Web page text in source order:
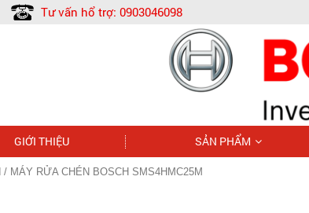
Tư vấn hổ trợ: 0903046098
GIỚI THIỆU SẢN PHẨM
/ MÁY RỬA CHÉN BOSCH SMS4HMC25M